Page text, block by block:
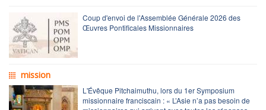
Coup d'envoi de l'Assemblée Générale 2026 des
Œuvres Pontificales Missionnaires
mission
L'Évêque Pitchaimuthu, lors du 1er Symposium
missionnaire franciscain : « L’Asie n’a pas besoin de